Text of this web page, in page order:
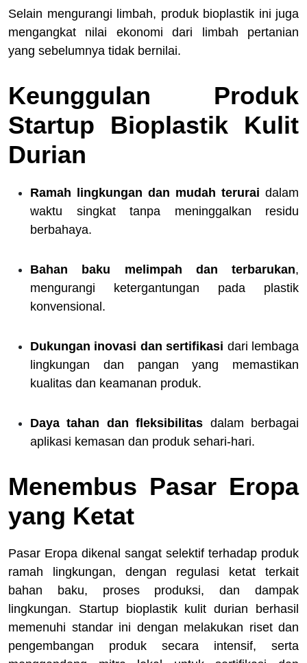
Selain mengurangi limbah, produk bioplastik ini juga
mengangkat nilai ekonomi dari limbah pertanian
yang sebelumnya tidak bernilai.
Keunggulan Produk
Startup Bioplastik Kulit
Durian
Ramah lingkungan dan mudah terurai dalam
waktu singkat tanpa meninggalkan residu
berbahaya.
Bahan baku melimpah dan terbarukan,
mengurangi ketergantungan pada plastik
konvensional.
Dukungan inovasi dan sertifikasi dari lembaga
lingkungan dan pangan yang memastikan
kualitas dan keamanan produk.
Daya tahan dan fleksibilitas dalam berbagai
aplikasi kemasan dan produk sehari-hari.
Menembus Pasar Eropa
yang Ketat
Pasar Eropa dikenal sangat selektif terhadap produk
ramah lingkungan, dengan regulasi ketat terkait
bahan baku, proses produksi, dan dampak
lingkungan. Startup bioplastik kulit durian berhasil
memenuhi standar ini dengan melakukan riset dan
pengembangan produk secara intensif, serta